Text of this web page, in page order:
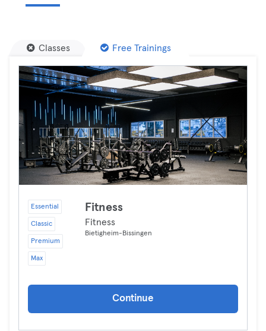
Classes Free Trainings
Essential
Classic
Premium
Max
Fitness
Fitness
Bietigheim-Bissingen
Continue